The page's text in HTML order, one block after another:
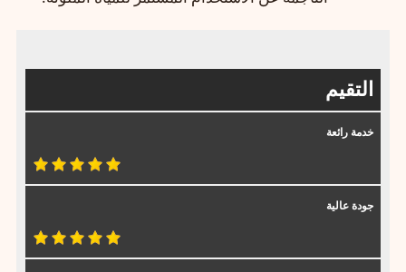
التقيم
خدمة رائعة
جودة عالية